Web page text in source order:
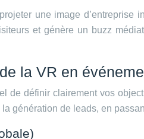
une image
et génère un buzz
la VR en
définir clairement vos
génération de leads, en